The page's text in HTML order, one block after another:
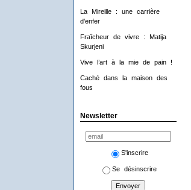
La Mireille : une carrière
d’enfer
Fraîcheur de vivre : Matija
Skurjeni
Vive l’art à la mie de pain !
Caché dans la maison des
fous
Newsletter
S'inscrire
Se désinscrire